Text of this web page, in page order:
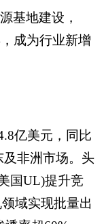
基地建设，
成为行业新增
亿美元，同比
及非洲市场。头
国UL)提升竞
域实现批量出